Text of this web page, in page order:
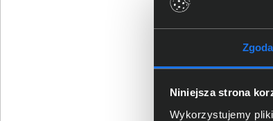
Zgoda
Niniejsza strona
Wykorzystujemy